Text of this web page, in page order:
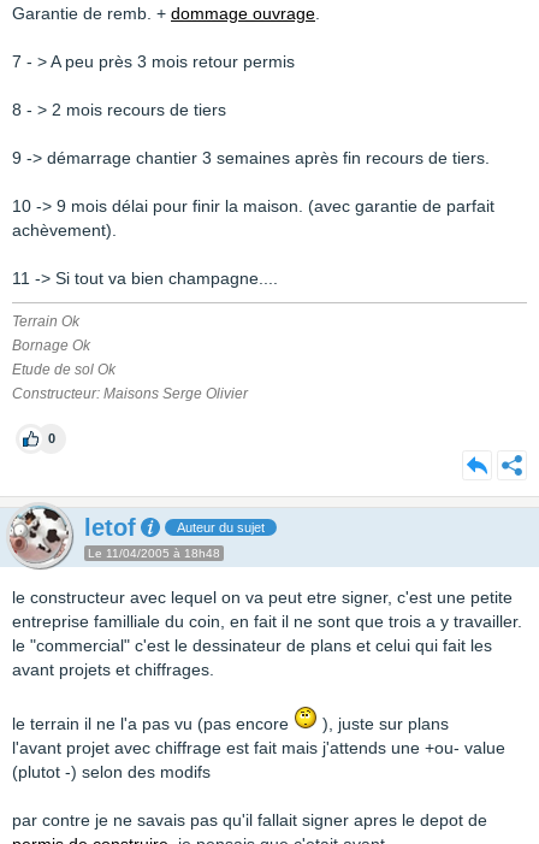
Garantie de remb. + dommage ouvrage
7 - > A peu près 3 mois retour permis
8 - > 2 mois recours de tiers
9 -> démarrage chantier 3 semaines après fin recours de tiers.
10 -> 9 mois délai pour finir la maison. (avec garantie de parfait
achèvement).
11 -> Si tout va bien champagne....
Terrain Ok
Bornage Ok
Etude de sol Ok
Constructeur: Maisons Serge Olivier
0
letof Auteur du sujet
Le 11/04/2005 à 18h48
le constructeur avec lequel on va peut etre signer, c'est une petite
entreprise familliale du coin, en fait il ne sont que trois a y travailler.
le "commercial" c'est le dessinateur de plans et celui qui fait les
avant projets et chiffrages.
le terrain il ne l'a pas vu (pas encore
), juste sur plans
l'avant projet avec chiffrage est fait mais j'attends une +ou- value
(plutot -) selon des modifs
par contre je ne savais pas qu'il fallait signer apres le depot de